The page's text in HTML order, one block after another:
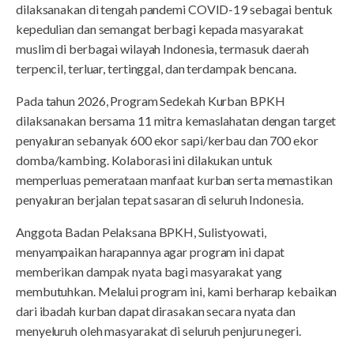
dilaksanakan di tengah pandemi COVID-19 sebagai bentuk
kepedulian dan semangat berbagi kepada masyarakat
muslim di berbagai wilayah Indonesia, termasuk daerah
terpencil, terluar, tertinggal, dan terdampak bencana.
Pada tahun 2026, Program Sedekah Kurban BPKH
dilaksanakan bersama 11 mitra kemaslahatan dengan target
penyaluran sebanyak 600 ekor sapi/kerbau dan 700 ekor
domba/kambing. Kolaborasi ini dilakukan untuk
memperluas pemerataan manfaat kurban serta memastikan
penyaluran berjalan tepat sasaran di seluruh Indonesia.
Anggota Badan Pelaksana BPKH, Sulistyowati,
menyampaikan harapannya agar program ini dapat
memberikan dampak nyata bagi masyarakat yang
membutuhkan. Melalui program ini, kami berharap kebaikan
dari ibadah kurban dapat dirasakan secara nyata dan
menyeluruh oleh masyarakat di seluruh penjuru negeri.